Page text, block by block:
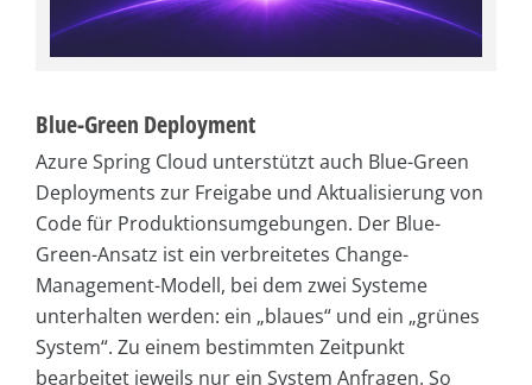
Blue-Green Deployment
Azure Spring Cloud unterstützt auch Blue-Green
Deployments zur Freigabe und Aktualisierung von
Code für Produktionsumgebungen. Der Blue-
Green-Ansatz ist ein verbreitetes Change-
Management-Modell, bei dem zwei Systeme
unterhalten werden: ein „blaues“ und ein „grünes
System“. Zu einem bestimmten Zeitpunkt
bearbeitet jeweils nur ein System Anfragen. So